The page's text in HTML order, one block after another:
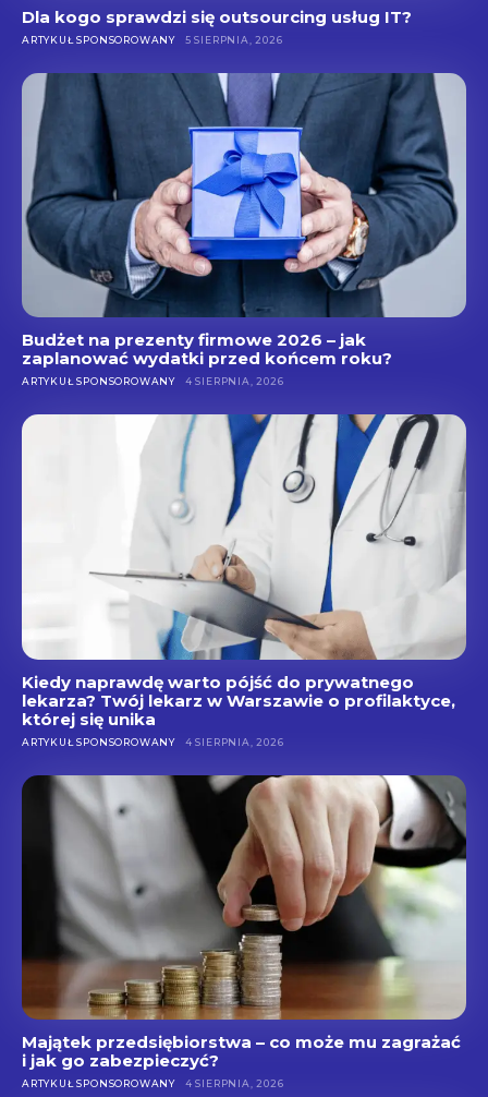
Dla kogo sprawdzi się outsourcing usług IT?
ARTYKUŁ SPONSOROWANY 5 SIERPNIA, 2026
Budżet na prezenty firmowe 2026 – jak
zaplanować wydatki przed końcem roku?
ARTYKUŁ SPONSOROWANY 4 SIERPNIA, 2026
Kiedy naprawdę warto pójść do prywatnego
lekarza? Twój lekarz w Warszawie o profilaktyce,
której się unika
ARTYKUŁ SPONSOROWANY 4 SIERPNIA, 2026
Majątek przedsiębiorstwa – co może mu zagrażać
i jak go zabezpieczyć?
ARTYKUŁ SPONSOROWANY 4 SIERPNIA, 2026